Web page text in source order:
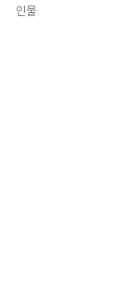
인물